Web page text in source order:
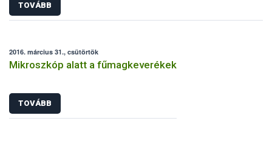
TOVÁBB
2016. március 31., csütörtök
Mikroszkóp alatt a fűmagkeverékek
TOVÁBB